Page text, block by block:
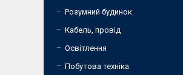
Розумний будинок
Кабель, провід
Освітлення
Побутова техніка